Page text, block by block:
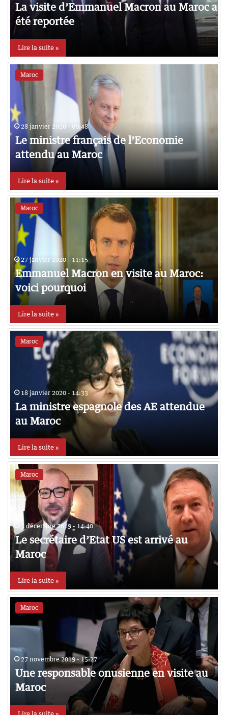
La visite d’Emmanuel Macron au Maroc a
été reportée
Lire la suite »
Maroc
28 janvier 2020 - 09:48
Le ministre français de l’Economie
attendu au Maroc
Lire la suite »
Maroc
27 janvier 2020 - 11:15
Emmanuel Macron en visite au Maroc:
voici pourquoi
Lire la suite »
Maroc
18 janvier 2020 - 14:33
La ministre espagnole des AE attendue
au Maroc
Lire la suite »
Maroc
5 décembre 2019 - 14:40
Le secrétaire d’Etat US est arrivé au
Maroc
Lire la suite »
Maroc
27 novembre 2019 - 15:27
Une responsable onusienne en visite au
Maroc